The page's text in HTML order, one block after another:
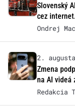
Slovenský
cez
Ondrej
2.
Zmena
na AI videá
Redakcia